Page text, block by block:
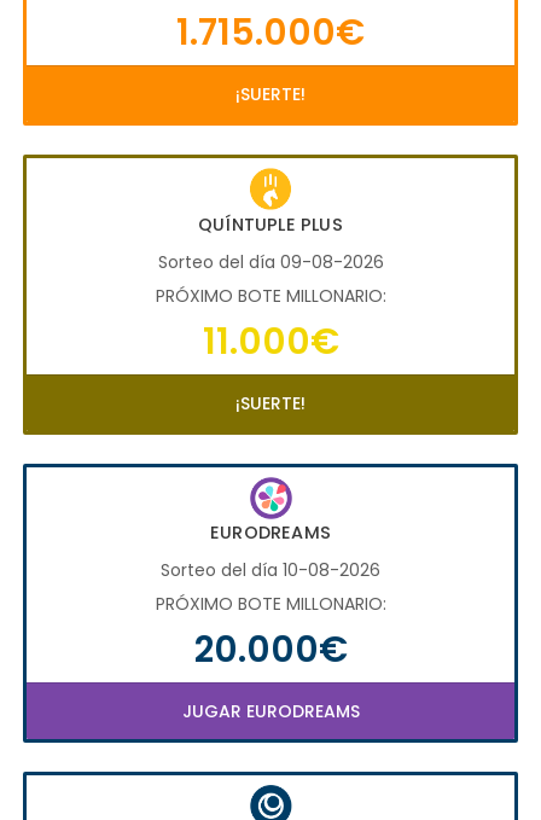
1.715.000€
¡SUERTE!
QUÍNTUPLE PLUS
Sorteo del día 09-08-2026
PRÓXIMO BOTE MILLONARIO:
11.000€
¡SUERTE!
EURODREAMS
Sorteo del día 10-08-2026
PRÓXIMO BOTE MILLONARIO:
20.000€
JUGAR EURODREAMS